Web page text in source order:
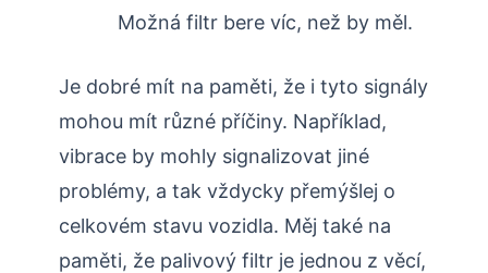
Možná filtr bere víc, než by měl.
Je dobré mít na paměti, že i tyto signály
mohou mít různé příčiny. Například,
vibrace by mohly signalizovat jiné
problémy, a tak vždycky přemýšlej o
celkovém stavu vozidla. Měj také na
paměti, že palivový filtr je jednou z věcí,